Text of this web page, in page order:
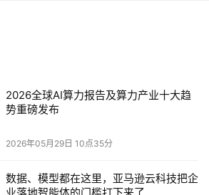
经了解企业的所有系统。现在，通过
。
多年来备份系统积累的庞大元数据与
，生成上下文元数据，辅助AI模型在数
确地“理解业务”。
2026全球AI算力报告及算力产业十大趋
势重磅发布
2026年05月29日 10点35分
数据、模型都在这里，亚马逊云科技把企